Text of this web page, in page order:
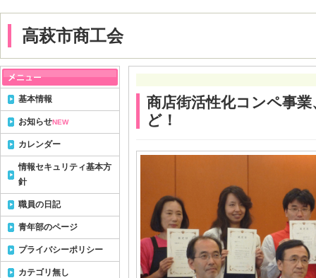
高萩市商工会
商店街活性化コンペ事
ど！
基本情報
お知らせNEW
カレンダー
情報セキュリティ基本方
針
職員の日記
青年部のページ
プライバシーポリシー
カテゴリ無し